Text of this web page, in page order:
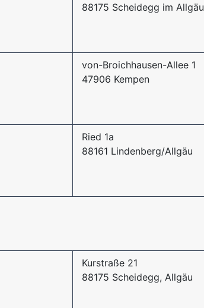
88175 Scheidegg im Allgäu
von-Broichhausen-Allee 1
47906 Kempen
Ried 1a
88161 Lindenberg/Allgäu
Kurstraße 21
88175 Scheidegg, Allgäu